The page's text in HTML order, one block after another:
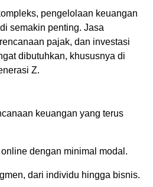
pengelolaan keuangan
semakin penting. Jasa
pajak, dan investasi
dibutuhkan, khususnya di
Z.
keuangan yang terus
dengan minimal modal.
dari individu hingga bisnis.